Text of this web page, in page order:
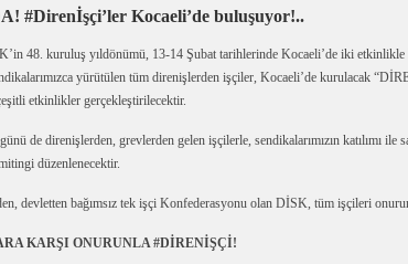
#Direnİşçi’ler Kocaeli’de buluşuyor!..
48. kuruluş yıldönümü, 13-14 Şubat tarihlerinde Kocaeli’de iki etkinlikle
yürütülen tüm direnişlerden işçiler, Kocaeli’de kurulacak
etkinlikler gerçekleştirilecektir.
de direnişlerden, grevlerden gelen işçilerle, sendikalarımızın katılımı ile
düzenlenecektir.
devletten bağımsız tek işçi Konfederasyonu olan DİSK, tüm işçileri
KARŞI ONURUNLA #DİRENİŞÇİ!